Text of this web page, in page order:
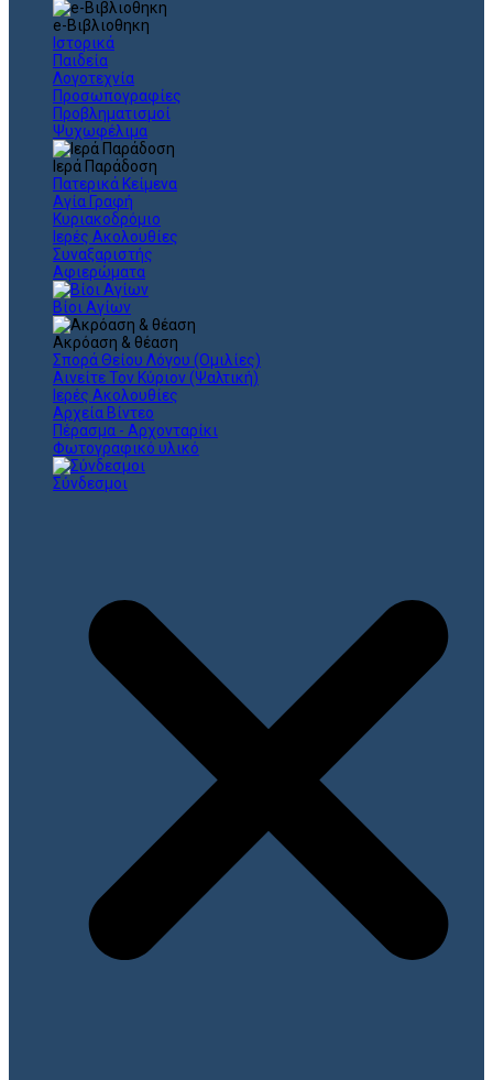
e-Βιβλιοθηκη
Ιστορικά
Παιδεία
Λογοτεχνία
Προσωπογραφίες
Προβληματισμοί
Ψυχωφέλιμα
Ιερά Παράδοση
Πατερικά Κείμενα
Αγία Γραφή
Κυριακοδρόμιο
Ιερές Ακολουθίες
Συναξαριστής
Αφιερώματα
Βίοι Αγίων
Ακρόαση & θέαση
Σπορά Θείου Λόγου (Ομιλίες)
Αινείτε Τον Κύριον (Ψαλτική)
Ιερές Ακολουθίες
Αρχεία Βίντεο
Πέρασμα - Αρχονταρίκι
Φωτογραφικό υλικό
Σύνδεσμοι